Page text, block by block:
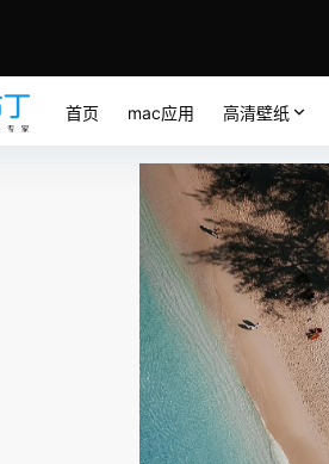
首页 mac应用 高清壁纸